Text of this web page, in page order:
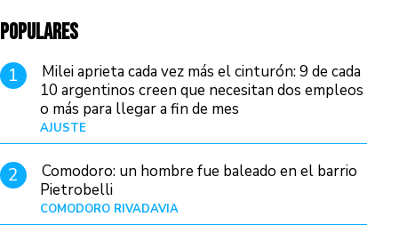
POPULARES
1
Milei aprieta cada vez más el cinturón: 9 de cada
10 argentinos creen que necesitan dos empleos
o más para llegar a fin de mes
AJUSTE
2
Comodoro: un hombre fue baleado en el barrio
Pietrobelli
COMODORO RIVADAVIA